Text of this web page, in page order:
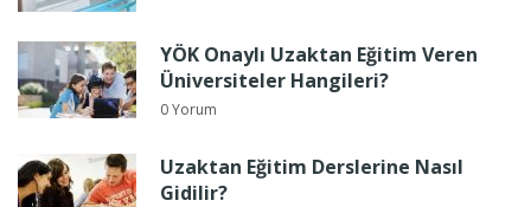
YÖK Onaylı Uzaktan Eğitim Veren
Üniversiteler Hangileri?
0 Yorum
Uzaktan Eğitim Derslerine Nasıl
Gidilir?